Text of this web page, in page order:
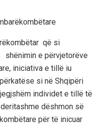
që si
shënimin e përvjetorëve
iniciativa e tillë iu
si në Shqipëri
individet e tillë të
dëshmon së
për të inicuar